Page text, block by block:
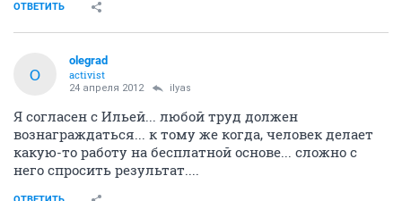
ОТВЕТИТЬ
O
olegrad
activist
24 апреля 2012 ilyas
Я согласен с Ильей... любой труд должен
вознаграждаться... к тому же когда, человек делает
какую-то работу на бесплатной основе... сложно с
него спросить результат....